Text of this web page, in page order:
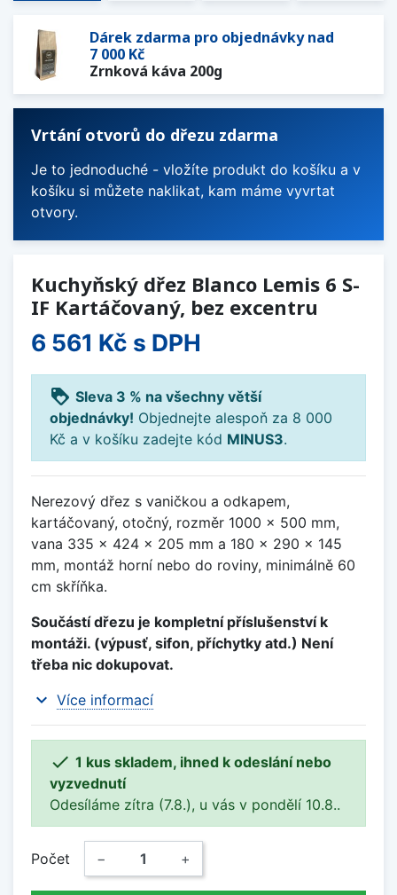
Dárek zdarma pro objednávky nad
7 000 Kč
Zrnková káva 200g
Vrtání otvorů do dřezu zdarma
Je to jednoduché - vložíte produkt do košíku a v
košíku si můžete naklikat, kam máme vyvrtat
otvory.
Kuchyňský dřez Blanco Lemis 6 S-
IF Kartáčovaný, bez excentru
6 561 Kč s DPH
loyalty Sleva 3 % na všechny větší
objednávky! Objednejte alespoň za 8 000
Kč a v košíku zadejte kód MINUS3.
Nerezový dřez s vaničkou a odkapem,
kartáčovaný, otočný, rozměr 1000 x 500 mm,
vana 335 x 424 x 205 mm a 180 x 290 x 145
mm, montáž horní nebo do roviny, minimálně 60
cm skříňka.
Součástí dřezu je kompletní příslušenství k
montáži. (výpusť, sifon, příchytky atd.) Není
třeba nic dokupovat.
expand_more Více informací
 1 kus skladem, ihned k odeslání nebo
vyzvednutí
Odesíláme zítra (7.8.), u vás v pondělí 10.8..
Počet − +